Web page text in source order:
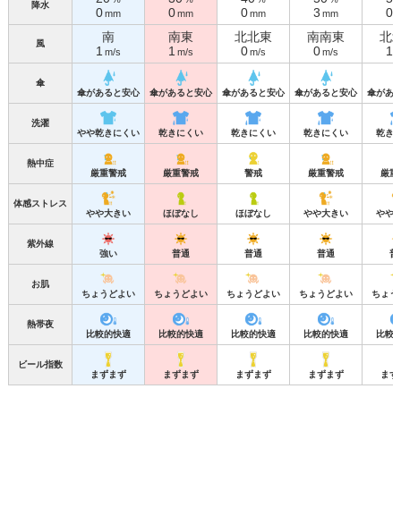
降水
0mm 0mm 0mm 3 mm
0
風
南
1 m/s
南東
1 m/s
北北東
0m/s
南南東
0m/s
北
1
傘
傘があると安心
傘があると安心 傘があると安心 傘があると安心 傘があ
洗濯
やや乾きにくい
乾きにくい 乾きにくい 乾きにくい 乾き
熱中症
厳重警戒
厳重警戒 警戒 厳重警戒 厳重
体感ストレス
やや大きい
ほぼなし ほぼなし やや大きい やや
紫外線
強い
普通 普通 普通 普
お肌
ちょうどよい
ちょうどよい ちょうどよい ちょうどよい ちょう
熱帯夜
比較的快適
比較的快適 比較的快適 比較的快適 比較
ビール指数
まずまず
まずまず まずまず まずまず まず